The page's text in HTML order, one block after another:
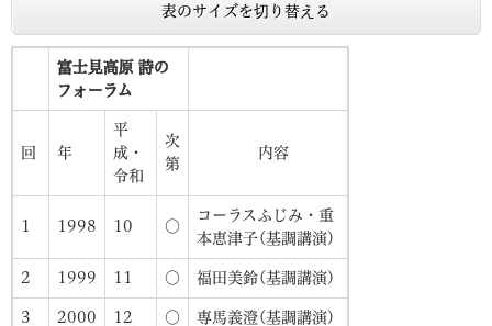
表のサイズを切り替える
富士見高原 詩の
フォーラム
回 年
平
成・
令和
次
第
内容
1 1998 10 ○
コーラスふじみ・重
本恵津子(基調講演)
2 1999 11 ○ 福田美鈴(基調講演)
3 2000 12 ○ 専馬義澄(基調講演)